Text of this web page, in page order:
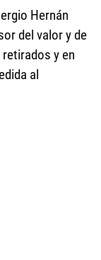
Hernán
del valor y de
y en
al